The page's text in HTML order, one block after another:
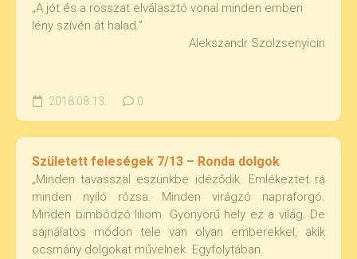
„A jót és a rosszat elválasztó vonal minden emberi
lény szívén át halad.”
Alekszandr Szolzsenyicin
2018.08.13. 0
Született feleségek 7/13 – Ronda dolgok
„Minden tavasszal eszünkbe idéződik. Emlékeztet rá
minden nyíló rózsa. Minden virágzó napraforgó.
Minden bimbódzó liliom. Gyönyörű hely ez a világ. De
sajnálatos módon tele van olyan emberekkel, akik
ocsmány dolgokat művelnek. Egyfolytában.